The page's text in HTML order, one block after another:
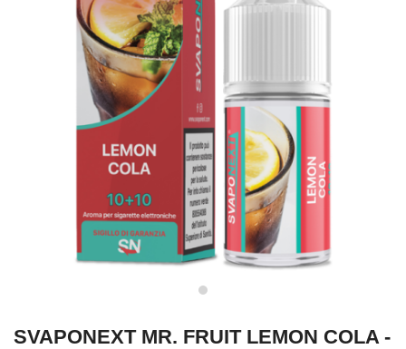
SVAPONEXT MR. FRUIT LEMON COLA -